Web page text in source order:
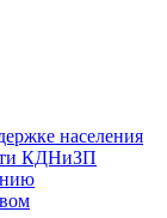
населения
КДНиЗП